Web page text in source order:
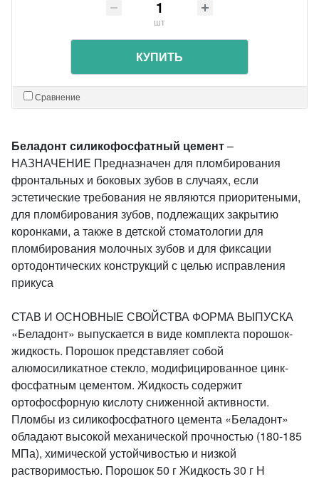
шт
КУПИТЬ
Сравнение
Беладонт силикофосфатный цемент–
НАЗНАЧЕНИЕ Предназначен для пломбирования
фронтальных и боковых зубов в случаях, если
эстетические требования не являются приоритеными,
для пломбирования зубов, подлежащих закрытию
коронками, а также в детской стоматологии для
пломбирования молочных зубов и для фиксации
ортодонтических конструкций с целью исправления
прикуса
СТАВ И ОСНОВНЫЕ СВОЙСТВА ФОРМА ВЫПУСКА
«Беладонт» выпускается в виде комплекта порошок-
жидкость. Порошок представляет собой
алюмосиликатное стекло, модифицированное цинк-
фосфатным цементом. Жидкость содержит
ортофосфорную кислоту сниженной активности.
Пломбы из силикофосфатного цемента «Беладонт»
обладают высокой механической прочностью (180-185
МПа), химической устойчивостью и низкой
растворимостью. Порошок 50 г Жидкость 30 г Н